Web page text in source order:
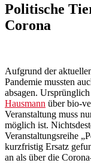
Politische
Corona
Aufgrund der
Pandemie mussten
absagen.
Hausmann über bio-
Veranstaltung muss
möglich ist.
Veranstaltungsreihe
kurzfristig Ersatz
an als über die